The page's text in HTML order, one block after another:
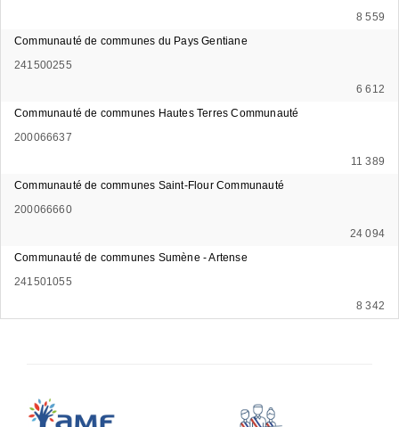
8 559
Communauté de communes du Pays Gentiane
241500255
6 612
Communauté de communes Hautes Terres Communauté
200066637
11 389
Communauté de communes Saint-Flour Communauté
200066660
24 094
Communauté de communes Sumène - Artense
241501055
8 342